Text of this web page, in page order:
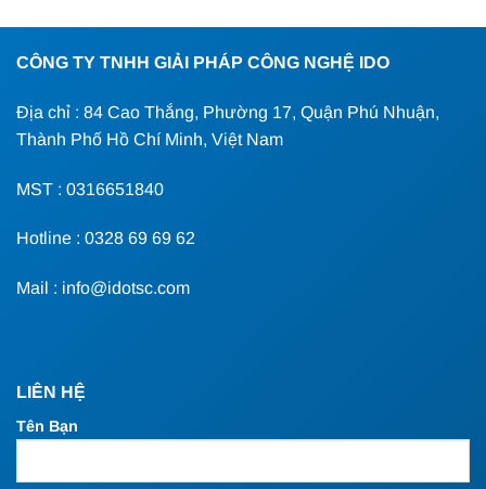
CÔNG TY TNHH GIẢI PHÁP CÔNG NGHỆ IDO
Địa chỉ : 84 Cao Thắng, Phường 17, Quận Phú Nhuận,
Thành Phố Hồ Chí Minh, Việt Nam
MST : 0316651840
Hotline : 0328 69 69 62
Mail : info@idotsc.com
LIÊN HỆ
Tên Bạn